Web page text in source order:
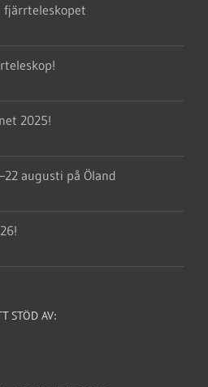
fjärrteleskopet
2025!
augusti på Öland
STÖD AV: